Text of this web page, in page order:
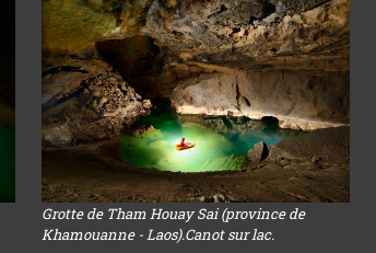
Grotte de Tham Houay Sai (province de
Khamouanne - Laos).Canot sur lac.